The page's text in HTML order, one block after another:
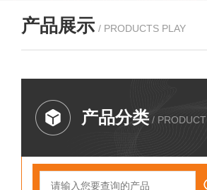
产品展示 / PRODUCTS PLAY
产品分类 / PRODUCT